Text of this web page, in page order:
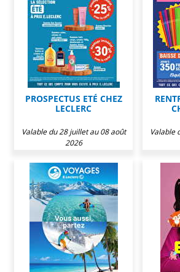
PROSPECTUS ETÉ CHEZ
LECLERC
Valable du 28 juillet au 08 août
2026
Valable